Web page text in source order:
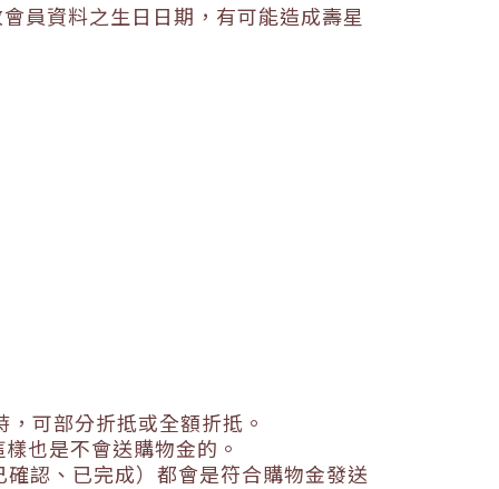
員資料之生日日期，有可能造成壽星
可部分折抵或全額折抵。
也是不會送購物金的。
認、已完成）都會是符合購物金發送